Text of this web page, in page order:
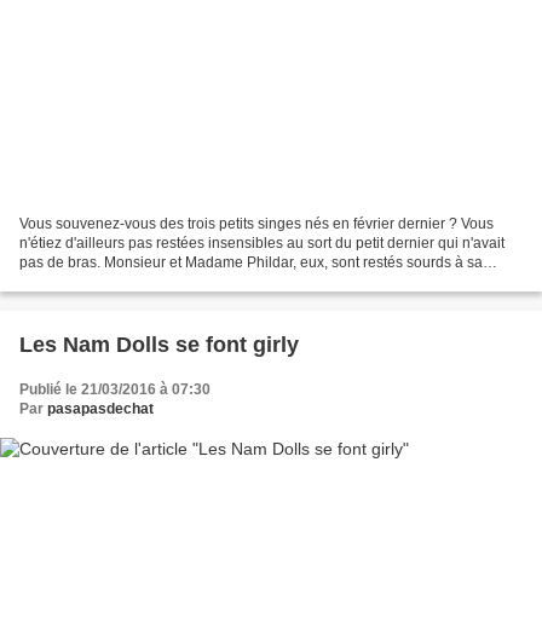
Vous souvenez-vous des trois petits singes nés en février dernier ? Vous
n'étiez d'ailleurs pas restées insensibles au sort du petit dernier qui n'avait
pas de bras. Monsieur et Madame Phildar, eux, sont restés sourds à sa
Les Nam Dolls se font girly
Publié le 21/03/2016 à 07:30
Par pasapasdechat